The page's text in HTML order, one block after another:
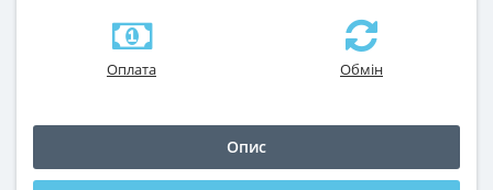
Оплата Обмін
Опис